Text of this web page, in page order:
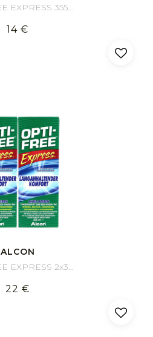
OPTI-FREE EXPRESS 355 ml
14 €
ALCON
OPTI-FREE EXPRESS 2x355 ml
22 €